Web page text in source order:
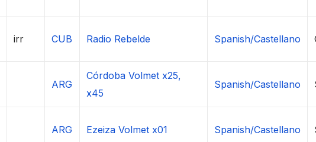
irr CUB Radio Rebelde Spanish/Castellano
ARG
Córdoba Volmet x25,
x45
Spanish/Castellano
ARG Ezeiza Volmet x01 Spanish/Castellano